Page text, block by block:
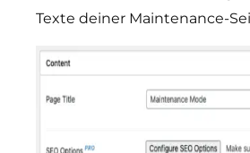
Texte deiner Maintenance-